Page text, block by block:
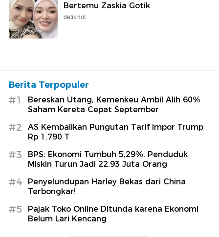
Bertemu Zaskia Gotik
detikHot
Berita Terpopuler
#1
Bereskan Utang, Kemenkeu Ambil Alih 60%
Saham Kereta Cepat September
#2
AS Kembalikan Pungutan Tarif Impor Trump
Rp 1.790 T
#3
BPS: Ekonomi Tumbuh 5,29%, Penduduk
Miskin Turun Jadi 22,93 Juta Orang
#4
Penyelundupan Harley Bekas dari China
Terbongkar!
#5
Pajak Toko Online Ditunda karena Ekonomi
Belum Lari Kencang